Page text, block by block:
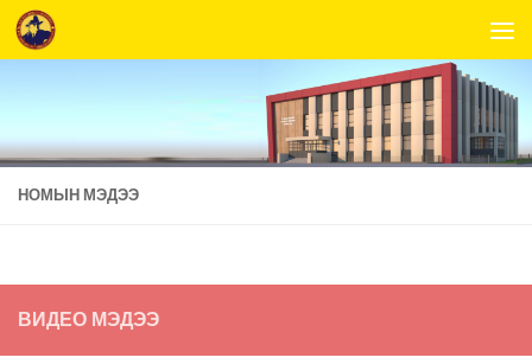
Skip to content
НОМЫН МЭДЭЭ
ВИДЕО МЭДЭЭ